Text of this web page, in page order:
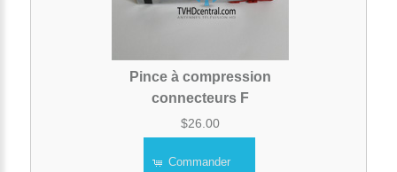
Pince à compression
connecteurs F
$26.00
Commander